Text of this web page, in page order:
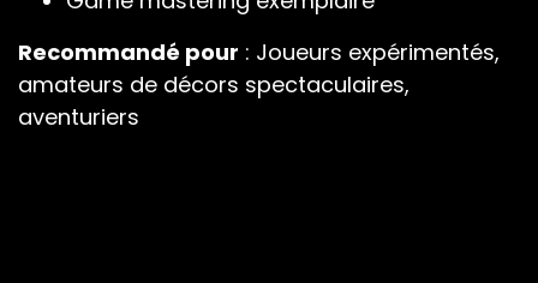
Recommandé pour : Joueurs expérimentés,
amateurs de décors spectaculaires,
aventuriers